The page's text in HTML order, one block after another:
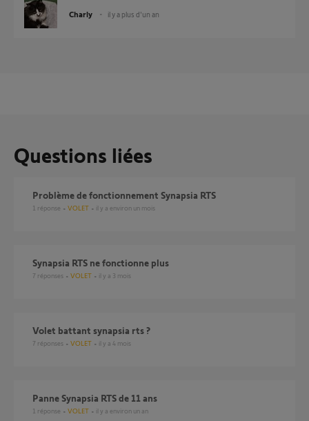
Charly il y a plus d'un an
Questions liées
Problème de fonctionnement Synapsia RTS
1 réponse VOLET il y a environ un mois
Synapsia RTS ne fonctionne plus
7 réponses VOLET il y a 3 mois
volet battant synapsia rts ?
7 réponses VOLET il y a 4 mois
Panne Synapsia RTS de 11 ans
1 réponse VOLET il y a environ un an